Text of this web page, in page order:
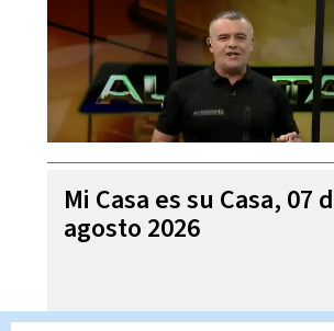
Mi Casa es su Casa, 07
agosto 2026